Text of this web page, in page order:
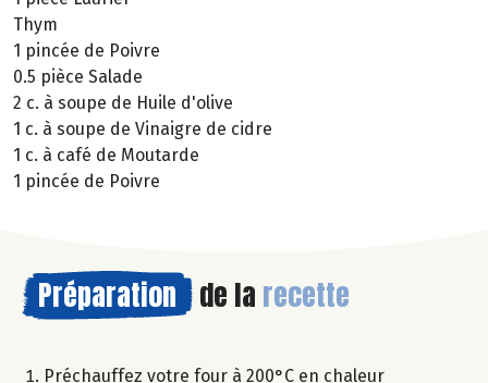
Thym
1 pincée de Poivre
0.5 pièce Salade
2 c. à soupe de Huile d'olive
1 c. à soupe de Vinaigre de cidre
1 c. à café de Moutarde
1 pincée de Poivre
Préparation de la recette
Préchauffez votre four à 200°C en chaleur